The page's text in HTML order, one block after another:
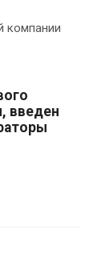
компании
введен